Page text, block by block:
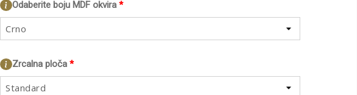
*
Odaberite boju MDF okvira
Crno
*
Zrcalna ploča
Standard